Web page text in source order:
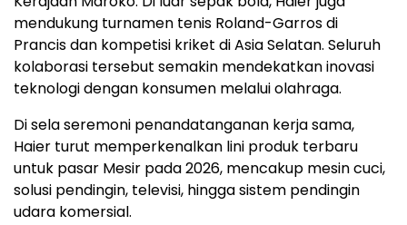
mendukung turnamen tenis Roland-Garros di
Prancis dan kompetisi kriket di Asia Selatan. Seluruh
kolaborasi tersebut semakin mendekatkan inovasi
teknologi dengan konsumen melalui olahraga.
Di sela seremoni penandatanganan kerja sama,
Haier turut memperkenalkan lini produk terbaru
untuk pasar Mesir pada 2026, mencakup mesin cuci,
solusi pendingin, televisi, hingga sistem pendingin
udara komersial.